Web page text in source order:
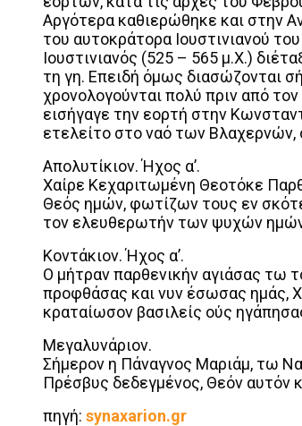
Αργότερα καθιερώθηκε και στην
του αυτοκράτορα Ιουστινιανού
Ιουστινιανός (525 – 565 μ.Χ.)
τη γη. Επειδή όμως διασώζονται
χρονολογούνται πολύ πριν από
εισήγαγε την εορτή στην
ετελείτο στο ναό των Βλαχερνών,
Απολυτίκιον. Ήχος α’.
Χαίρε Κεχαριτωμένη Θεοτόκε
Θεός ημών, φωτίζων τους εν
τον ελευθερωτήν των ψυχών ημών,
Κοντάκιον. Ήχος α’.
Ο μήτραν παρθενικήν αγιάσας τω
προφθάσας και νυν έσωσας ημάς,
κραταίωσον βασιλείς ούς
Μεγαλυνάριον.
Σήμερον η Πάναγνος Μαριάμ, τω
Πρέσβυς δεδεγμένος, Θεόν αυτόν
πηγή: synaxarion.gr